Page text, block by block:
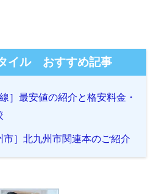
イル おすすめ記事
］最安値の紹介と格安料金・
市］北九州市関連本のご紹介